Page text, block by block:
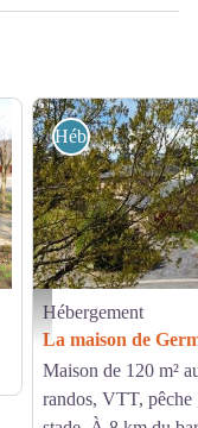
La maison de
Hébergement
Hébergement
La maison de
Maison de 120 m²
randos, VTT, pêche